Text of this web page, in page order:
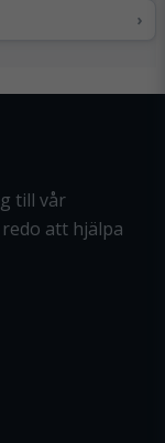
›
till vår
att hjälpa